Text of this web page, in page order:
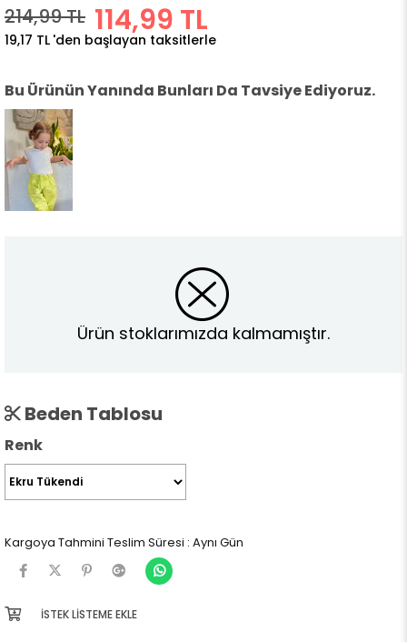
214,99 TL 114,99 TL
19,17 TL 'den başlayan taksitlerle
Bu Ürünün Yanında Bunları Da Tavsiye Ediyoruz.
Ürün stoklarımızda kalmamıştır.
Beden Tablosu
Renk
Kargoya Tahmini Teslim Süresi : Aynı Gün
İSTEK LISTEME EKLE